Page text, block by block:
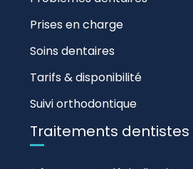
Prises en charge
Soins dentaires
Tarifs & disponibilité
Suivi orthodontique
Traitements dentistes